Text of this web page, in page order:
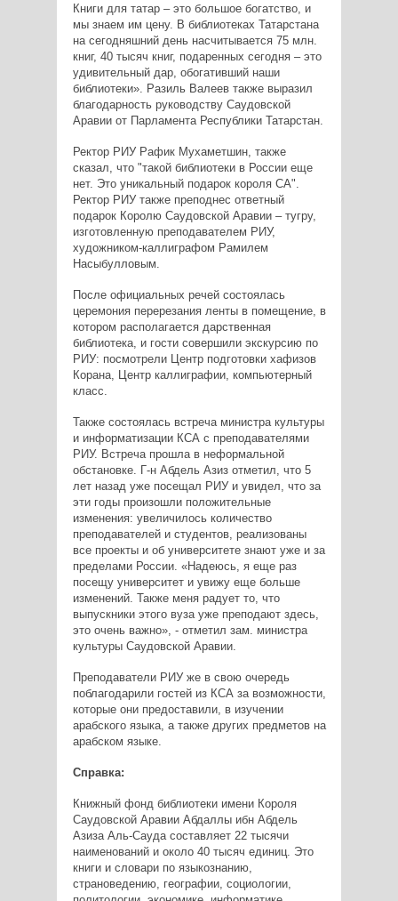
Книги для татар – это большое богатство, и
мы знаем им цену. В библиотеках Татарстана
на сегодняшний день насчитывается 75 млн.
книг, 40 тысяч книг, подаренных сегодня – это
удивительный дар, обогативший наши
библиотеки». Разиль Валеев также выразил
благодарность руководству Саудовской
Аравии от Парламента Республики Татарстан.
Ректор РИУ Рафик Мухаметшин, также
сказал, что "такой библиотеки в России еще
нет. Это уникальный подарок короля СА".
Ректор РИУ также преподнес ответный
подарок Королю Саудовской Аравии – тугру,
изготовленную преподавателем РИУ,
художником-каллиграфом Рамилем
Насыбулловым.
После официальных речей состоялась
церемония перерезания ленты в помещение, в
котором располагается дарственная
библиотека, и гости совершили экскурсию по
РИУ: посмотрели Центр подготовки хафизов
Корана, Центр каллиграфии, компьютерный
класс.
Также состоялась встреча министра культуры
и информатизации КСА с преподавателями
РИУ. Встреча прошла в неформальной
обстановке. Г-н Абдель Азиз отметил, что 5
лет назад уже посещал РИУ и увидел, что за
эти годы произошли положительные
изменения: увеличилось количество
преподавателей и студентов, реализованы
все проекты и об университете знают уже и за
пределами России. «Надеюсь, я еще раз
посещу университет и увижу еще больше
изменений. Также меня радует то, что
выпускники этого вуза уже преподают здесь,
это очень важно», - отметил зам. министра
культуры Саудовской Аравии.
Преподаватели РИУ же в свою очередь
поблагодарили гостей из КСА за возможности,
которые они предоставили, в изучении
арабского языка, а также других предметов на
арабском языке.
Справка:
Книжный фонд библиотеки имени Короля
Саудовской Аравии Абдаллы ибн Абдель
Азиза Аль-Сауда составляет 22 тысячи
наименований и около 40 тысяч единиц. Это
книги и словари по языкознанию,
страноведению, географии, социологии,